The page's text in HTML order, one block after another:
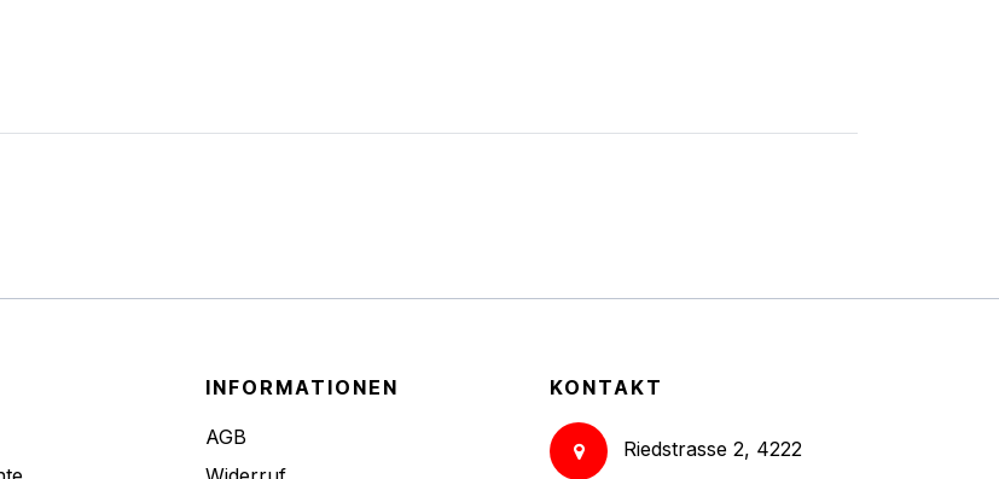
INFORMATIONEN
AGB
KONTAKT
Riedstrasse 2, 4222